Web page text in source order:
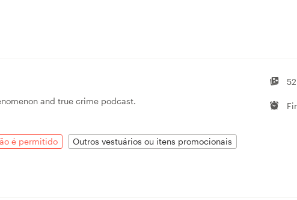
and true crime podcast.
é permitido
Outros vestuários ou itens promocionais